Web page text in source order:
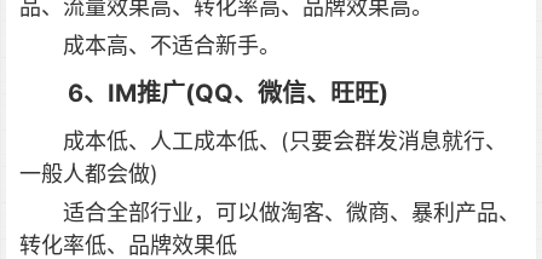
品、流量效果高、转化率高、品牌效果高。
成本高、不适合新手。
6、IM推广(QQ、微信、旺旺)
成本低、人工成本低、(只要会群发消息就行、
一般人都会做)
适合全部行业，可以做淘客、微商、暴利产品、
转化率低、品牌效果低